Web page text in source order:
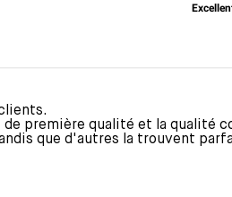
première qualité et la qualité
que d'autres la trouvent